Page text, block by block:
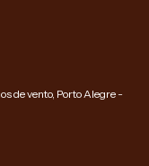
de vento, Porto Alegre -